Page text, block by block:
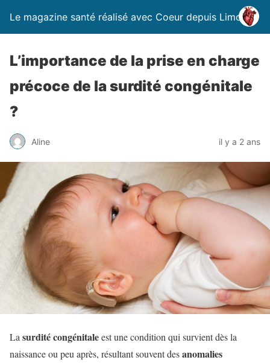
Le magazine santé réalisé avec Coeur depuis Limoges
L’importance de la prise en charge
précoce de la surdité congénitale
?
Aline il y a 2 ans
La surdité congénitaleest une condition qui survient dès la
naissance ou peu après, résultant souvent desanomalies